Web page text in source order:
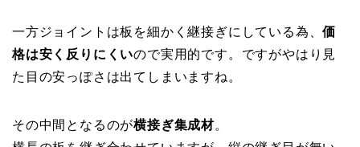
一方ジョイントは板を細かく継接ぎにしている為、価
格は安く反りにくいので実用的です。ですがやはり見
た目の安っぽさは出てしまいますね。
その中間となるのが横接ぎ集成材。